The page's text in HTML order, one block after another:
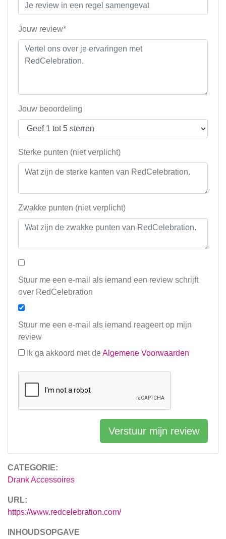
CATEGORIE:
Drank Accessoires
URL:
https://www.redcelebration.com/
INHOUDSOPGAVE
Jouw review*
Jouw beoordeling
Sterke punten (niet verplicht)
Zwakke punten (niet verplicht)
Stuur me een e-mail als iemand een review schrijft
over RedCelebration
Stuur me een e-mail als iemand reageert op mijn
review
Ik ga akkoord met de Algemene Voorwaarden
Verstuur mijn review